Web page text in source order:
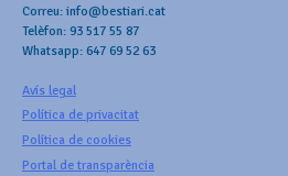
Correu: info@bestiari.cat
Telèfon: 93 517 55 87
Whatsapp: 647 69 52 63
Avís legal
Política de privacitat
Política de cookies
Portal de transparència